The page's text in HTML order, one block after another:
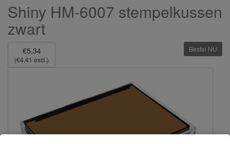
Shiny HM-6007 stempelkussen
zwart
€5,34
(€4,41 excl.)
Bestel NU